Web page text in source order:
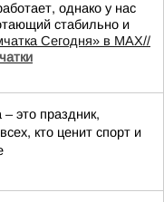
однако у нас
стабильно и
Сегодня» в MAX//
это праздник,
кто ценит спорт и